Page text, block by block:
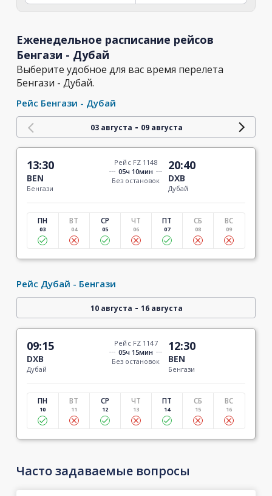
Еженедельное расписание рейсов
Бенгази - Дубай
Выберите удобное для вас время перелета
Бенгази - Дубай.
Рейс Бенгази - Дубай
03 августа - 09 августа
13:30
BEN
Бенгази
Рейс FZ 1148
05ч 10мин
Без остановок
20:40
DXB
Дубай
ПН
03
ВТ
04
СР
05
ЧТ
06
ПТ
07
СБ
08
ВС
09
Рейс Дубай - Бенгази
10 августа - 16 августа
09:15
DXB
Дубай
Рейс FZ 1147
05ч 15мин
Без остановок
12:30
BEN
Бенгази
ПН
10
ВТ
11
СР
12
ЧТ
13
ПТ
14
СБ
15
ВС
16
Часто задаваемые вопросы